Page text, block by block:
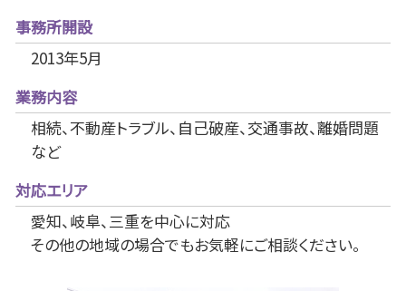
事務所開設
2013年5月
業務内容
相続、不動産トラブル、自己破産、交通事故、離婚問題
など
対応エリア
愛知、岐阜、三重を中心に対応
その他の地域の場合でもお気軽にご相談ください。